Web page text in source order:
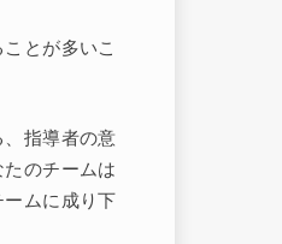
とが多いこ
指導者の意
のチームは
ムに成り下